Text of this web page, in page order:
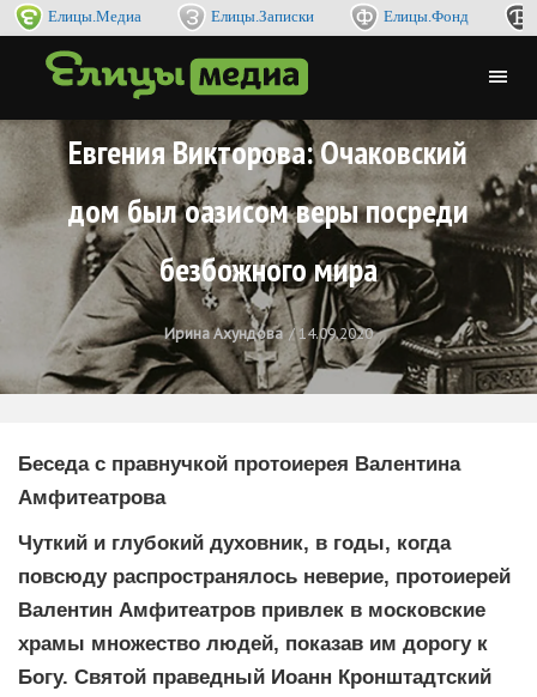
Елицы.Медиа Елицы.Записки Елицы.Фонд
Евгения Викторова: Очаковский
дом был оазисом веры посреди
безбожного мира
Ирина Ахундова 14.09.2020
Беседа с правнучкой протоиерея Валентина
Амфитеатрова
Чуткий и глубокий духовник, в годы, когда
повсюду распространялось неверие, протоиерей
Валентин Амфитеатров привлек в московские
храмы множество людей, показав им дорогу к
Богу. Святой праведный Иоанн Кронштадтский